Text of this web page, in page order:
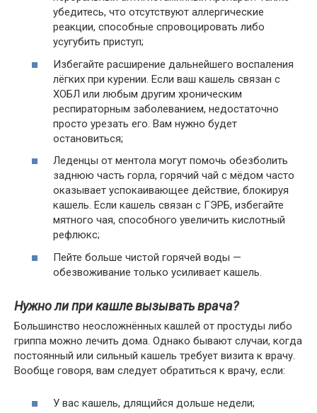
убедитесь, что отсутствуют аллергические
реакции, способные спровоцировать либо
усугубить приступ;
Избегайте расширение дальнейшего воспаления
лёгких при курении. Если ваш кашель связан с
ХОБЛ или любым другим хроническим
респираторным заболеванием, недостаточно
просто урезать его. Вам нужно будет
остановиться;
Леденцы от ментола могут помочь обезболить
заднюю часть горла, горячий чай с мёдом часто
оказывает успокаивающее действие, блокируя
кашель. Если кашель связан с ГЭРБ, избегайте
мятного чая, способного увеличить кислотный
рефлюкс;
Пейте больше чистой горячей воды —
обезвоживание только усиливает кашель.
Нужно ли при кашле вызывать врача?
Большинство неосложнённых кашлей от простуды либо
гриппа можно лечить дома. Однако бывают случаи, когда
постоянный или сильный кашель требует визита к врачу.
Вообще говоря, вам следует обратиться к врачу, если:
У вас кашель, длящийся дольше недели;